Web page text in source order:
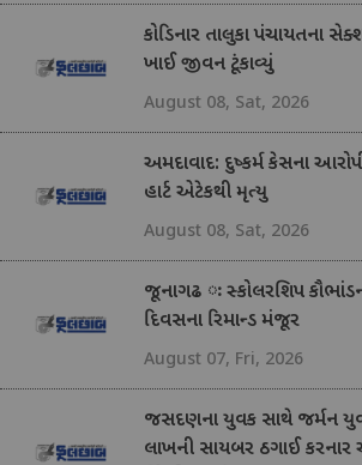
કોડિનાર તાલુકા પંચાયતના
ખાઈ જીવન ટૂંકાવ્યું
August 08, Sat, 2026
અમદાવાદ: દુષ્કર્મ કેસના
હાર્ટ એટેકથી મૃત્યુ
August 08, Sat, 2026
જૂનાગઢ ઃ સ્કોલરશિપ
દિવસના રિમાન્ડ મંજૂર
August 07, Fri, 2026
જસદણના યુવક સાથે જર્મન
લાખની સાયબર ઠગાઈ